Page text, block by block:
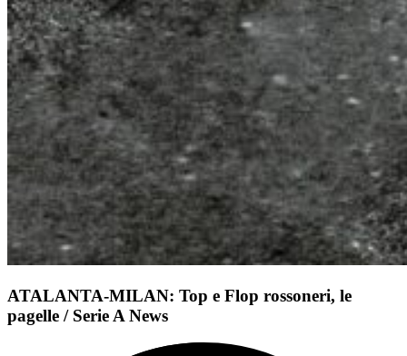
ATALANTA-MILAN: Top e Flop rossoneri, le
pagelle / Serie A News